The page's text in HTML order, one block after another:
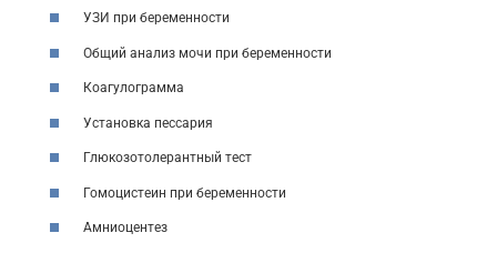
УЗИ при беременности
Общий анализ мочи при беременности
Коагулограмма
Установка пессария
Глюкозотолерантный тест
Гомоцистеин при беременности
Амниоцентез